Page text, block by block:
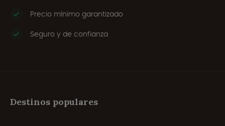
Precio mínimo garantizado
Seguro y de confianza
Destinos populares